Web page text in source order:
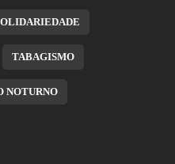
TABAGISMO
NOTURNO